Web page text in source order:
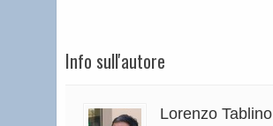
Info sull'autore
Lorenzo Tablino